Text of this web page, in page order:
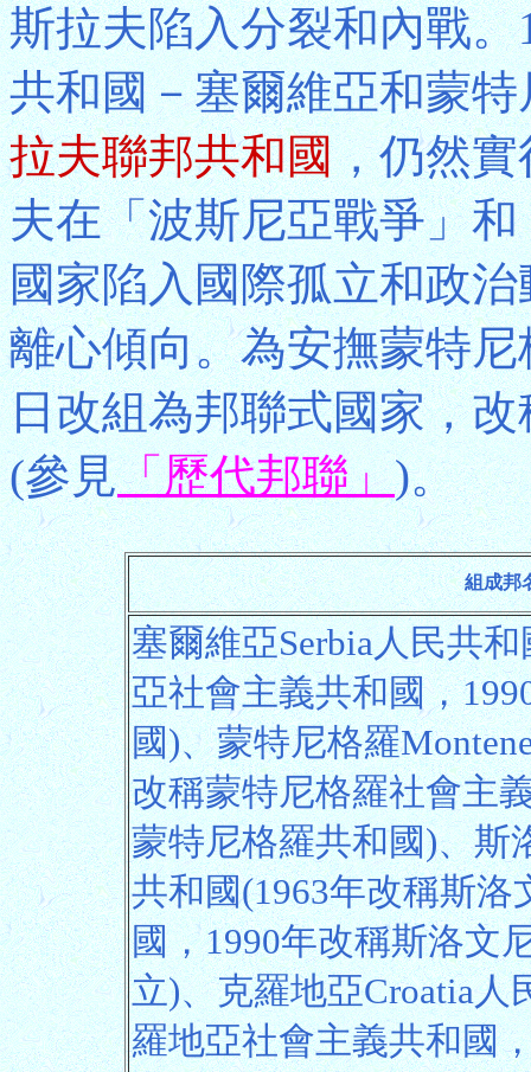
斯拉夫陷入分裂和內戰
共和國－塞爾維亞和蒙
拉夫聯邦共和國，仍然
夫在「波斯尼亞戰爭」
國家陷入國際孤立和政
離心傾向。為安撫蒙特
日改組為邦聯式國家，
(參見「歷代邦聯」)。
組成邦
塞爾維亞Serbia人民共
亞社會主義共和國，
國)、蒙特尼格羅
改稱蒙特尼格羅社會主
蒙特尼格羅共和國)、斯
共和國(1963年改稱斯洛
國，1990年改稱斯洛文
立)、克羅地亞Croatia人
羅地亞社會主義共和國